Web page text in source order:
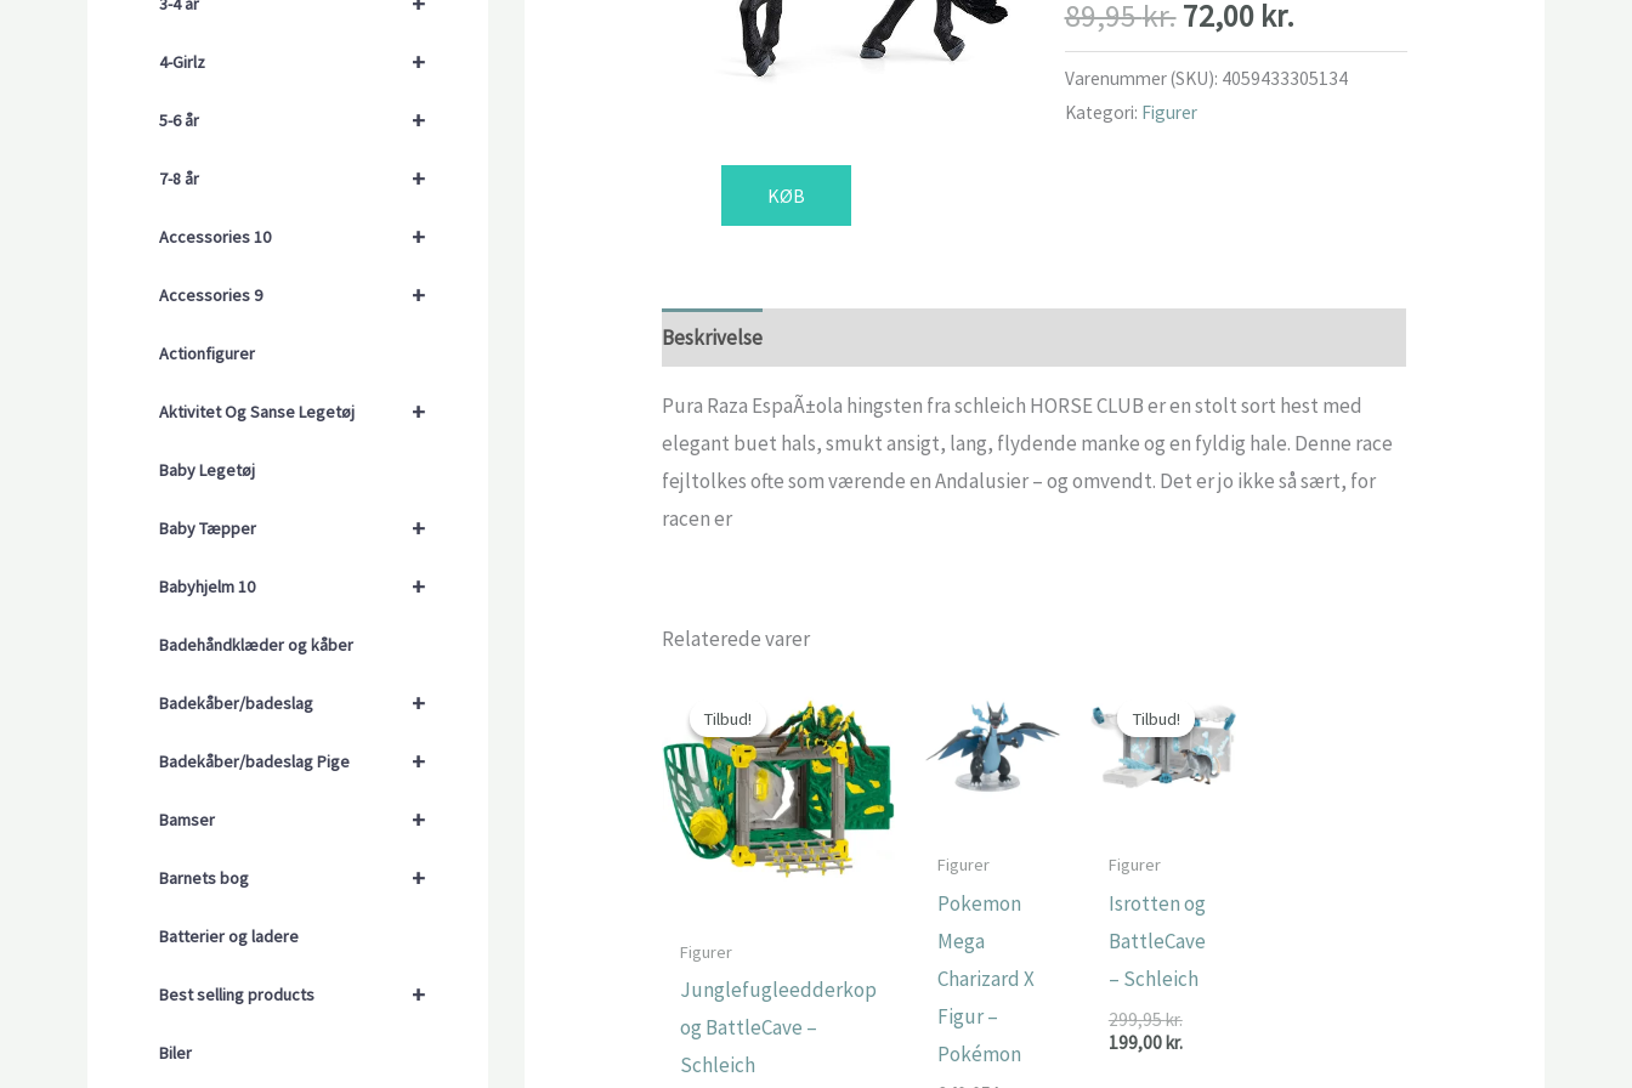
+
4-Girlz
+
5-6 år
+
7-8 år
+
Accessories 10
+
Accessories 9
Actionfigurer
+
Aktivitet Og Sanse Legetøj
Baby Legetøj
+
Baby Tæpper
+
Babyhjelm 10
Badehåndklæder og kåber
+
Badekåber/badeslag
+
Badekåber/badeslag Pige
+
Bamser
+
Barnets bog
Batterier og ladere
+
Best selling products
Biler
89,95kr. Den
oprindelige
pris
72,00 kr.Den
aktuelle
Varenummer (SKU): 4059433305134
Kategori: Figurer
KØB
Beskrivelse
Pura Raza EspaÃ±ola hingsten fra schleich HORSE CLUB er en stolt sort hest med
elegant buet hals, smukt ansigt, lang, flydende manke og en fyldig hale. Denne race
fejltolkes ofte som værende en Andalusier – og omvendt. Det er jo ikke så sært, for
racen er
Relaterede varer
Tilbud!
Tilbud!
Figurer
Junglefugleedderkop
og BattleCave –
Schleich
Figurer
Pokemon
Mega
Charizard X
Figur –
Pokémon
Tilbud!
Tilbud!
Figurer
Isrotten og
BattleCave
– Schleich
299,95kr.Den
oprindelige
199,00kr.Den